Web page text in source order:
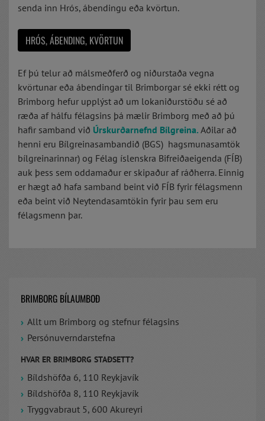
senda inn Hrós, ábendingu eða kvörtun.
HRÓS, ÁBENDING, KVÖRTUN
Ef þú telur að málsmeðferð og niðurstaða vegna
kvörtunar eða ábendingar til Brimborgar sé ekki rétt og
Brimborg hefur upplýst að um lokaniðurstöðu sé að
ræða af hálfu félagsins þá mælir Brimborg með að þú
hafir samband við Úrskurðarnefnd Bílgreina. Aðilar að
henni eru Bílgreinasambandið (BGS) hagsmunasamtök
bílgreinarinnar) og Félag íslenskra Bifreiðaeigenda (FÍB)
auk þess sem oddamaður er skipaður af ráðherra. Einnig
er hægt að hafa samband beint við FÍB fyrir félagsmenn
eða beint við Neytendasamtökin fyrir þau sem eru
félagsmenn þar.
BRIMBORG BÍLAUMBOÐ
Allt um Brimborg og stefnur félagsins
Persónuverndarstefna
HVAR ER BRIMBORG STAÐSETT?
Bíldshöfða 6, 110 Reykjavík
Bíldshöfða 8, 110 Reykjavík
Tryggvabraut 5, 600 Akureyri